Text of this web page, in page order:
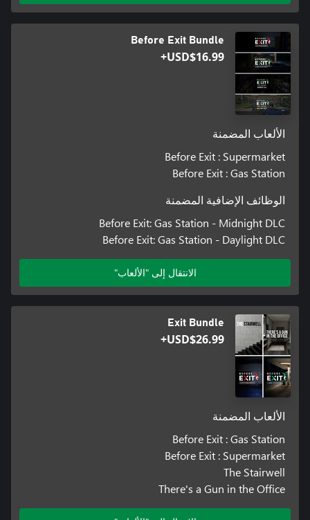
Before Exit Bundle
USD$16.99+
الألعاب المضمنة
Before Exit : Supermarket
Before Exit : Gas Station
الوظائف الإضافية المضمنة
Before Exit: Gas Station - Midnight DLC
Before Exit: Gas Station - Daylight DLC
الانتقال إلى "الألعاب"
Exit Bundle
USD$26.99+
الألعاب المضمنة
Before Exit : Gas Station
Before Exit : Supermarket
The Stairwell
There's a Gun in the Office